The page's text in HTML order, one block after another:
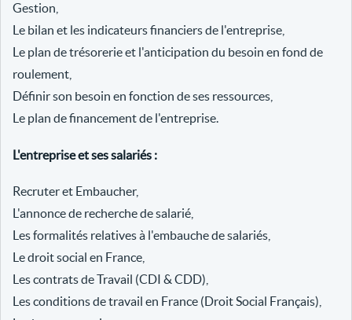
Gestion,
Le bilan et les indicateurs financiers de l'entreprise,
Le plan de trésorerie et l'anticipation du besoin en fond de
roulement,
Définir son besoin en fonction de ses ressources,
Le plan de financement de l'entreprise.
L'entreprise et ses salariés :
Recruter et Embaucher,
L'annonce de recherche de salarié,
Les formalités relatives à l'embauche de salariés,
Le droit social en France,
Les contrats de Travail (CDI & CDD),
Les conditions de travail en France (Droit Social Français),